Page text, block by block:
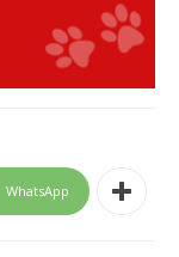
WhatsApp